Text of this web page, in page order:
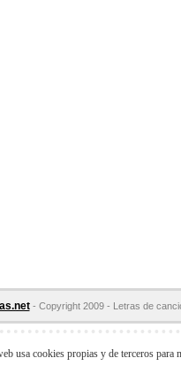
- Copyright 2009 - Letras de
usa cookies propias y de terceros para